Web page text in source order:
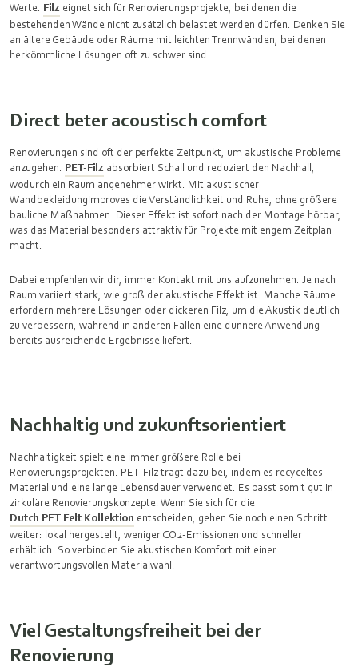
Werte. Filz eignet sich für Renovierungsprojekte, bei denen die
bestehenden Wände nicht zusätzlich belastet werden dürfen. Denken Sie
an ältere Gebäude oder Räume mit leichten Trennwänden, bei denen
herkömmliche Lösungen oft zu schwer sind.
Direct beter acoustisch comfort
Renovierungen sind oft der perfekte Zeitpunkt, um akustische Probleme
anzugehen. PET-Filz absorbiert Schall und reduziert den Nachhall,
wodurch ein Raum angenehmer wirkt. Mit akustischer
WandbekleidungImproves die Verständlichkeit und Ruhe, ohne größere
bauliche Maßnahmen. Dieser Effekt ist sofort nach der Montage hörbar,
was das Material besonders attraktiv für Projekte mit engem Zeitplan
macht.
Dabei empfehlen wir dir, immer Kontakt mit uns aufzunehmen. Je nach
Raum variiert stark, wie groß der akustische Effekt ist. Manche Räume
erfordern mehrere Lösungen oder dickeren Filz, um die Akustik deutlich
zu verbessern, während in anderen Fällen eine dünnere Anwendung
bereits ausreichende Ergebnisse liefert.
Nachhaltig und zukunftsorientiert
Nachhaltigkeit spielt eine immer größere Rolle bei
Renovierungsprojekten. PET-Filz trägt dazu bei, indem es recyceltes
Material und eine lange Lebensdauer verwendet. Es passt somit gut in
zirkuläre Renovierungskonzepte. Wenn Sie sich für die
Dutch PET Felt Kollektion entscheiden, gehen Sie noch einen Schritt
weiter: lokal hergestellt, weniger CO2-Emissionen und schneller
erhältlich. So verbinden Sie akustischen Komfort mit einer
verantwortungsvollen Materialwahl.
Viel Gestaltungsfreiheit bei der
Renovierung